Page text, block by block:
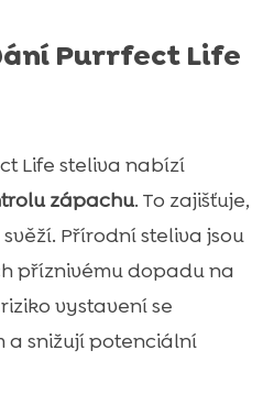
Purrfect Life
Life steliva nabízí
zápachu. To zajišťuje,
Přírodní steliva jsou
příznivému dopadu na
vystavení se
a snižují potenciální